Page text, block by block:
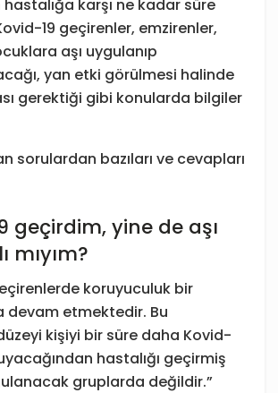
hastalığa karşı ne kadar süre
19 geçirenler, emzirenler,
aşı uygulanıp
yan etki görülmesi halinde
gerektiği gibi konularda bilgiler
sorulardan bazıları ve cevapları
geçirdim, yine de aşı
mıyım?
koruyuculuk bir
devam etmektedir. Bu
kişiyi bir süre daha Kovid-
hastalığı geçirmiş
gruplarda değildir.”